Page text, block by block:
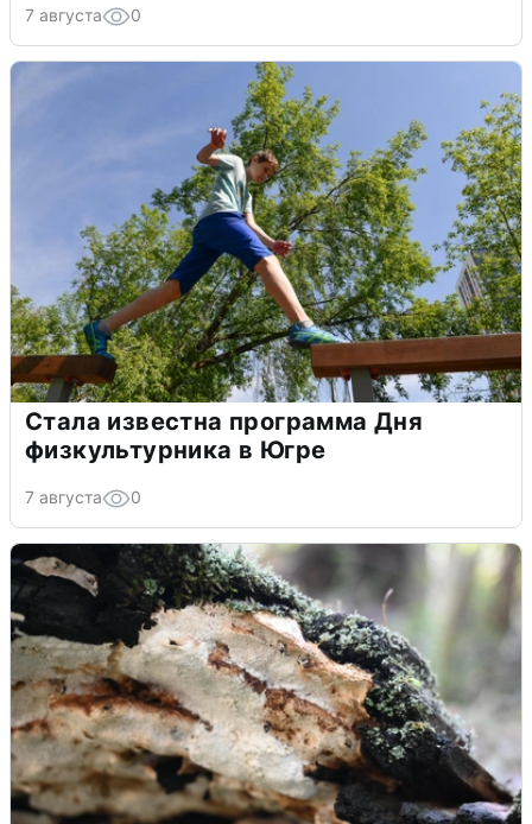
7 августа 0
Стала известна программа Дня
физкультурника в Югре
7 августа 0